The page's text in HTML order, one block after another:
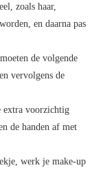
zoals haar,
en daarna pas
de volgende
vervolgens de
extra voorzichtig
de handen af ​​met
werk je make-up